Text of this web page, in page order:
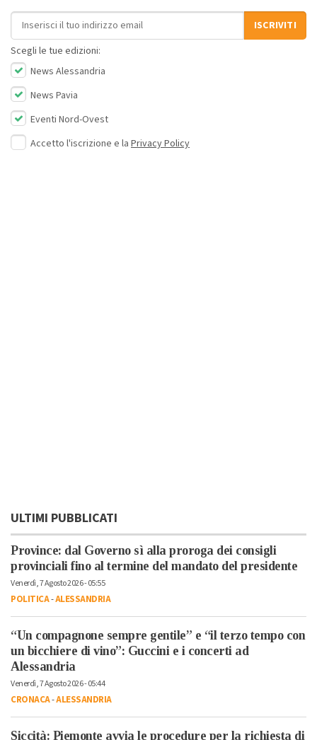
Indirizzo email
ISCRIVITI
Scegli le tue edizioni:
News Alessandria
News Pavia
Eventi Nord-Ovest
Accetto l'iscrizione e la Privacy Policy
ULTIMI PUBBLICATI
Province: dal Governo sì alla proroga dei consigli
provinciali fino al termine del mandato del presidente
Venerdì, 7 Agosto 2026 - 05:55
POLITICA-ALESSANDRIA
“Un compagnone sempre gentile” e “il terzo tempo con
un bicchiere di vino”: Guccini e i concerti ad
Alessandria
Venerdì, 7 Agosto 2026 - 05:44
CRONACA-ALESSANDRIA
Siccità: Piemonte avvia le procedure per la richiesta di